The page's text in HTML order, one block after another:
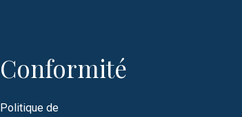
Conformité
Politique de